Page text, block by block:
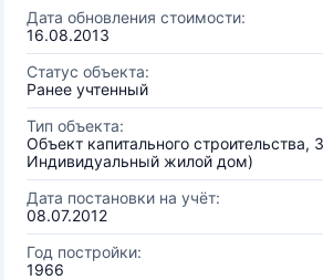
Дата обновления стоимости:
16.08.2013
Статус объекта:
Ранее учтенный
Тип объекта:
Объект капитального
Индивидуальный жилой дом)
Дата постановки на учёт:
08.07.2012
Год постройки:
1966